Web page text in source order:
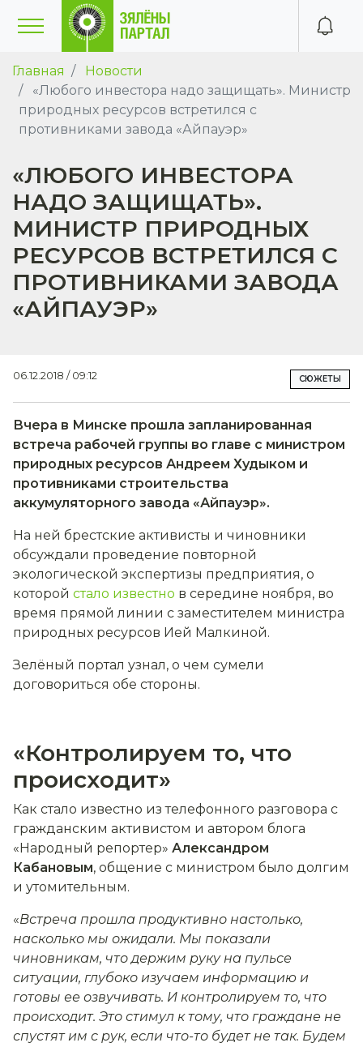
Главная
Новости
«Любого инвестора надо защищать». Министр
природных ресурсов встретился с
противниками завода «Айпауэр»
«ЛЮБОГО ИНВЕСТОРА
НАДО ЗАЩИЩАТЬ».
МИНИСТР ПРИРОДНЫХ
РЕСУРСОВ ВСТРЕТИЛСЯ С
ПРОТИВНИКАМИ ЗАВОДА
«АЙПАУЭР»
06.12.2018 / 09:12 СЮЖЕТЫ
Вчера в Минске прошла запланированная
встреча рабочей группы во главе с министром
природных ресурсов Андреем Худыком и
противниками строительства
аккумуляторного завода «Айпауэр».
На ней брестские активисты и чиновники
обсуждали проведение повторной
экологической экспертизы предприятия, о
которой стало известно в середине ноября, во
время прямой линии с заместителем министра
природных ресурсов Ией Малкиной.
Зелёный портал узнал, о чем сумели
договориться обе стороны.
«Контролируем то, что
происходит»
Как стало известно из телефонного разговора с
гражданским активистом и автором блога
«Народный репортер» Александром
Кабановым, общение с министром было долгим
и утомительным.
«Встреча прошла продуктивно настолько,
насколько мы ожидали. Мы показали
чиновникам, что держим руку на пульсе
ситуации, глубоко изучаем информацию и
готовы ее озвучивать. И контролируем то, что
происходит. Это стимул к тому, что граждане не
спустят им с рук, если что-то будет не так. Будем